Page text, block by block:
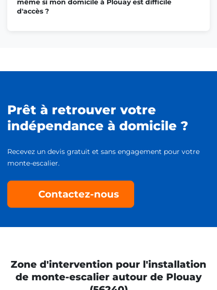
même si mon domicile à Plouay est difficile
d'accès ?
Prêt à retrouver votre
indépendance à domicile ?
Recevez un devis gratuit et sans engagement pour votre
monte-escalier.
Contactez-nous
Zone d'intervention pour l'installation
de monte-escalier autour de Plouay